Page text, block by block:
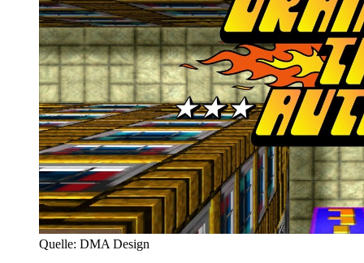
Quelle: DMA Design